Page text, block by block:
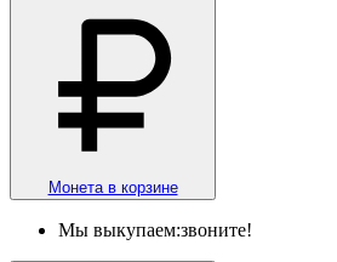
Монета в корзине
Мы выкупаем:звоните!